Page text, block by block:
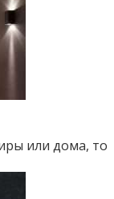
или дома, то